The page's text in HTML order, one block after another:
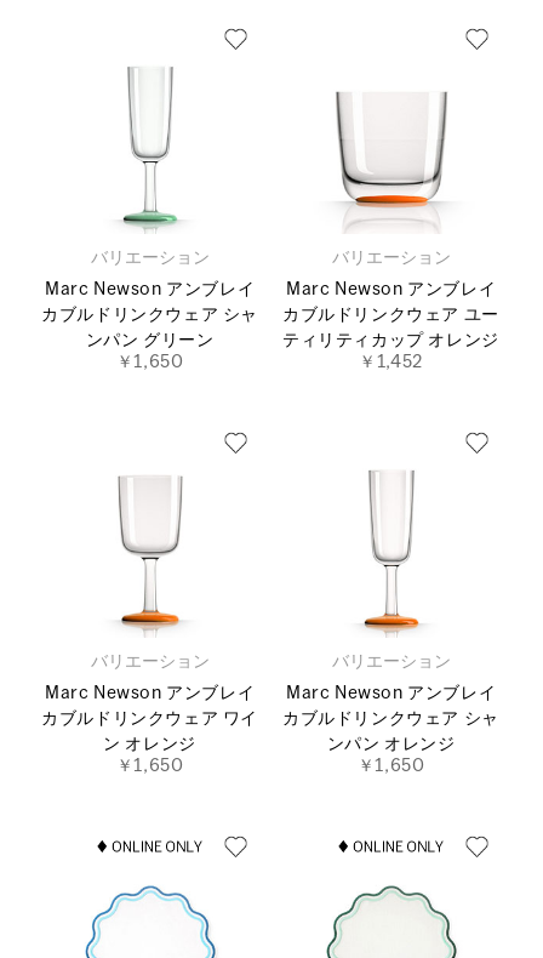
バリエーション
Marc Newson アンブレイ
カブルドリンクウェア シャ
ンパン グリーン
￥1,650
バリエーション
Marc Newson アンブレイ
カブルドリンクウェア ユー
ティリティカップ オレンジ
￥1,452
バリエーション
Marc Newson アンブレイ
カブルドリンクウェア ワイ
ン オレンジ
￥1,650
バリエーション
Marc Newson アンブレイ
カブルドリンクウェア シャ
ンパン オレンジ
￥1,650